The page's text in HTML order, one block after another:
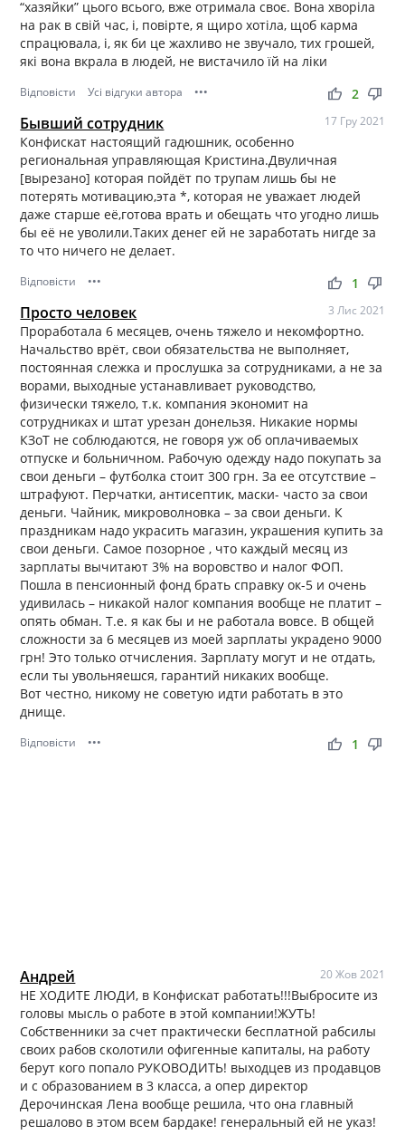
“хазяйки” цього всього, вже отримала своє. Вона хворіла
на рак в свій час, і, повірте, я щиро хотіла, щоб карма
спрацювала, і, як би це жахливо не звучало, тих грошей,
які вона вкрала в людей, не вистачило їй на ліки
Відповісти Усі відгуки автора ••• thumb_up thumb_down
2
Бывший сотрудник 17 Гру 2021
Конфискат настоящий гадюшник, особенно
региональная управляющая Кристина.Двуличная
[вырезано] которая пойдёт по трупам лишь бы не
потерять мотивацию,эта *, которая не уважает людей
даже старше её,готова врать и обещать что угодно лишь
бы её не уволили.Таких денег ей не заработать нигде за
то что ничего не делает.
Відповісти ••• thumb_up thumb_down
1
Просто человек 3 Лис 2021
Проработала 6 месяцев, очень тяжело и некомфортно.
Начальство врёт, свои обязательства не выполняет,
постоянная слежка и прослушка за сотрудниками, а не за
ворами, выходные устанавливает руководство,
физически тяжело, т.к. компания экономит на
сотрудниках и штат урезан донельзя. Никакие нормы
КЗоТ не соблюдаются, не говоря уж об оплачиваемых
отпуске и больничном. Рабочую одежду надо покупать за
свои деньги – футболка стоит 300 грн. За ее отсутствие –
штрафуют. Перчатки, антисептик, маски- часто за свои
деньги. Чайник, микроволновка – за свои деньги. К
праздникам надо украсить магазин, украшения купить за
свои деньги. Самое позорное , что каждый месяц из
зарплаты вычитают 3% на воровство и налог ФОП.
Пошла в пенсионный фонд брать справку ок-5 и очень
удивилась – никакой налог компания вообще не платит –
опять обман. Т.е. я как бы и не работала вовсе. В общей
сложности за 6 месяцев из моей зарплаты украдено 9000
грн! Это только отчисления. Зарплату могут и не отдать,
если ты увольняешся, гарантий никаких вообще.
Вот честно, никому не советую идти работать в это
днище.
Відповісти ••• thumb_up thumb_down
1
Андрей 20 Жов 2021
НЕ ХОДИТЕ ЛЮДИ, в Конфискат работать!!!Выбросите из
головы мысль о работе в этой компании!ЖУТЬ!
Собственники за счет практически бесплатной рабсилы
своих рабов сколотили офигенные капиталы, на работу
берут кого попало РУКОВОДИТЬ! выходцев из продавцов
и с образованием в 3 класса, а опер директор
Дерочинская Лена вообще решила, что она главный
решалово в этом всем бардаке! генеральный ей не указ!